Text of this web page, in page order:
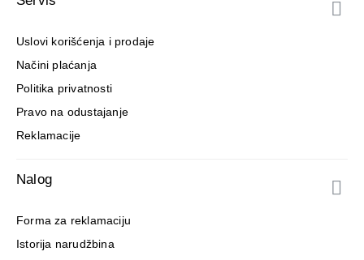
Uslovi korišćenja i prodaje
Načini plaćanja
Politika privatnosti
Pravo na odustajanje
Reklamacije
Nalog
Forma za reklamaciju
Istorija narudžbina